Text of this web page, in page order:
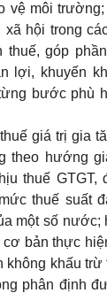
vệ môi
xã hội trong
thuế, góp
lợi, khuyến
bước phù
giá trị gia
theo hướng
thuế GTGT,
thuế suất
một số
cơ bản thực
không khấu
phân định